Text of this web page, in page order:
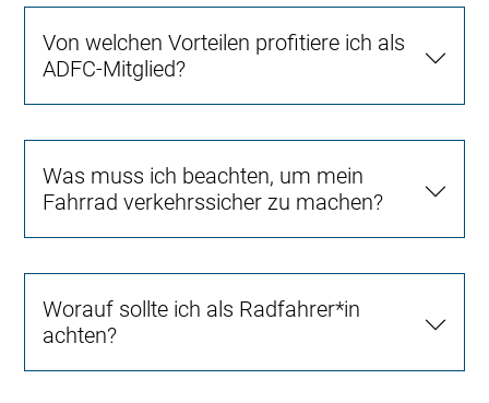
Von welchen Vorteilen profitiere ich als
ADFC-Mitglied?
Was muss ich beachten, um mein
Fahrrad verkehrssicher zu machen?
Worauf sollte ich als Radfahrer*in
achten?